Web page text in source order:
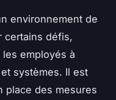
environnement de
certains défis,
employés à
systèmes. Il est
place des mesures